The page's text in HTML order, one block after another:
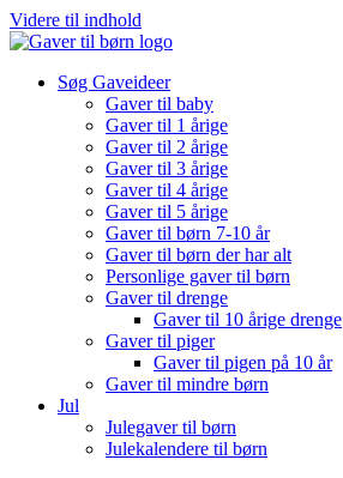
Videre til indhold
Søg Gaveideer
Gaver til baby
Gaver til 1 årige
Gaver til 2 årige
Gaver til 3 årige
Gaver til 4 årige
Gaver til 5 årige
Gaver til børn 7-10 år
Gaver til børn der har alt
Personlige gaver til børn
Gaver til drenge
Gaver til 10 årige drenge
Gaver til piger
Gaver til pigen på 10 år
Gaver til mindre børn
Jul
Julegaver til børn
Julekalendere til børn